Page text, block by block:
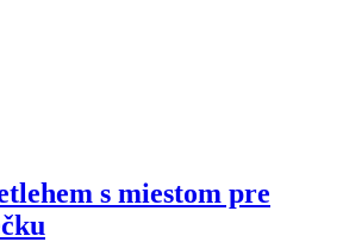
s miestom pre